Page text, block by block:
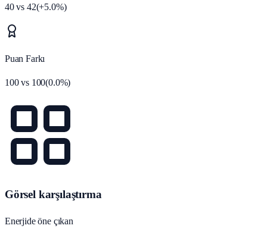
40vs 42(+5.0%)
Puan Farkı
100vs 100(0.0%)
Görsel karşılaştırma
Enerjide öne çıkan